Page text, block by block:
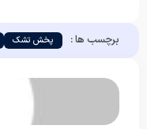
برچسب ها : پخش تشک